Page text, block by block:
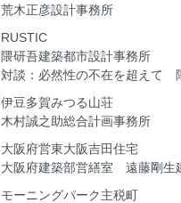
荒木正彦設計事務所
RUSTIC
隈研吾建築都市設計事務所
対談：必然性の不在を超えて
伊豆多賀みつる山荘
木村誠之助総合計画事務所
大阪府営東大阪吉田住宅
大阪府建築部営繕室 遠藤剛生
モーニングパーク主税町